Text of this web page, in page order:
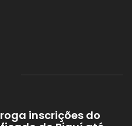
inscrições do